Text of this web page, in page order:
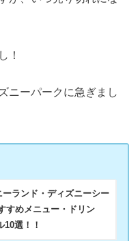
！
ニーパークに急ぎまし
ーランド・ディズニーシー
すめメニュー・ドリン
10選！！